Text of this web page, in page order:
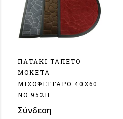
ΠΑΤΑΚΙ ΤΑΠΕΤΟ
MOKETA
ΜΙΣΟΦΕΓΓΑΡΟ 40Χ60
ΝΟ 952Η
Σύνδεση